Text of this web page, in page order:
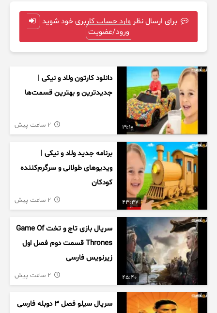
برای ارسال نظر وارد حساب کاربری خود شوید
ورود/عضویت
19:10
دانلود کارتون ولاد و نیکی |
جدیدترین و بهترین قسمت‌ها
43:37
برنامه جدید ولاد و نیکی |
ویدیوهای طولانی و سرگرم‌کننده
کودکان
45:40
سریال بازی تاج و تخت Game Of
Thrones قسمت دوم فصل اول
زیرنویس فارسی
سریال سیلو فصل ۳ دوبله فارسی